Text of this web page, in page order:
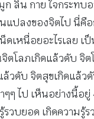
ก ลิ้น กาย ใจกระทบ
แปลงของจิตไป นี่คือ
เหนื่อยอะไรเลย เ
ตโลภเกิดแล้วดับ จิต
วดับ จิตสุขเกิดแล้ว
ๆ ไป เห็นอย่างนี้อยู่
วบยอด เกิดความรู้